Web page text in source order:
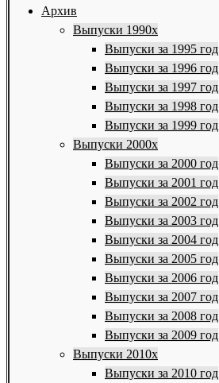
Архив
Выпуски 1990х
Выпуски за 1995 год
Выпуски за 1996 год
Выпуски за 1997 год
Выпуски за 1998 год
Выпуски за 1999 год
Выпуски 2000х
Выпуски за 2000 год
Выпуски за 2001 год
Выпуски за 2002 год
Выпуски за 2003 год
Выпуски за 2004 год
Выпуски за 2005 год
Выпуски за 2006 год
Выпуски за 2007 год
Выпуски за 2008 год
Выпуски за 2009 год
Выпуски 2010х
Выпуски за 2010 год